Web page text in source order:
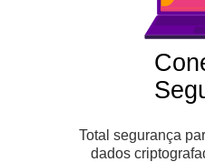
Total segurança
dados